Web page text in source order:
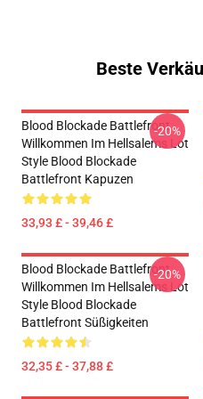
Beste
Blood Blockade Battlefront
Willkommen Im Hellsalems Lot
Style Blood Blockade
Battlefront Kapuzen
33,93 £ - 39,46 £
-20%
Blood Blockade Battlefront
Willkommen Im Hellsalems Lot
Style Blood Blockade
Battlefront Süßigkeiten
32,35 £ - 37,88 £
-20%